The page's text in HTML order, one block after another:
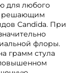
для любого
решающим
Candida. При
флоры.
грамм стула